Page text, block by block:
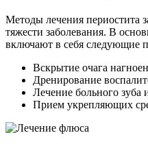
Методы лечения периостита
тяжести заболевания. В
включают в себя следующие
Вскрытие очага
Дренирование
Лечение больного зуба
Прием укрепляющих